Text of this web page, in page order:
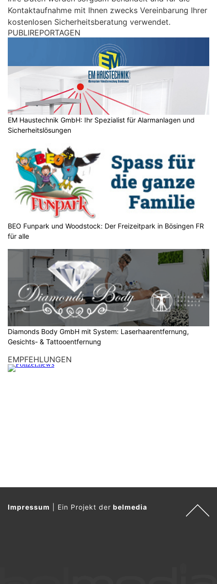
i
n
M
e
c
h
D
a
n
w
ä
h
l
e
S
e
t
e
e
n
t
Kontaktaufnahme mit Ihnen zwecks Vereinbarung Ihrer
kostenlosen Sicherheitsberatung verwendet.
PUBLIREPORTAGEN
EM Haustechnik GmbH: Ihr Spezialist für Alarmanlagen und
Sicherheitslösungen
BEO Funpark und Woodstock: Der Freizeitpark in Bösingen FR
für alle
Diamonds Body GmbH mit System: Laserhaarentfernung,
Gesichts- & Tattooentfernung
EMPFEHLUNGEN
Impressum Ein Projekt derbelmedia